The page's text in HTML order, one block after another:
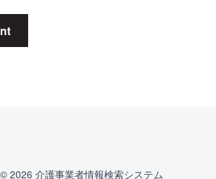
2026 介護事業者情報検索システム